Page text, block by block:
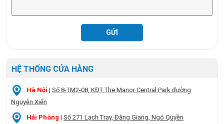
HỆ THỐNG CỬA HÀNG
Hà Nội | Số 8-TM2-08, KĐT The Manor Central Park đường
Nguyễn Xiển
Hải Phòng | Số 271 Lạch Tray, Đằng Giang, Ngô Quyền